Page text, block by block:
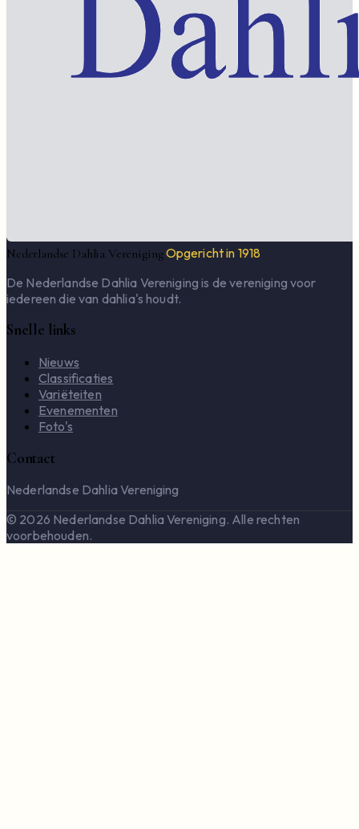
Nederlandse Dahlia VerenigingOpgericht in 1918
De Nederlandse Dahlia Vereniging is de vereniging voor
iedereen die van dahlia's houdt.
Snelle links
Nieuws
Classificaties
Variëteiten
Evenementen
Foto's
Contact
Nederlandse Dahlia Vereniging
© 2026 Nederlandse Dahlia Vereniging. Alle rechten
voorbehouden.